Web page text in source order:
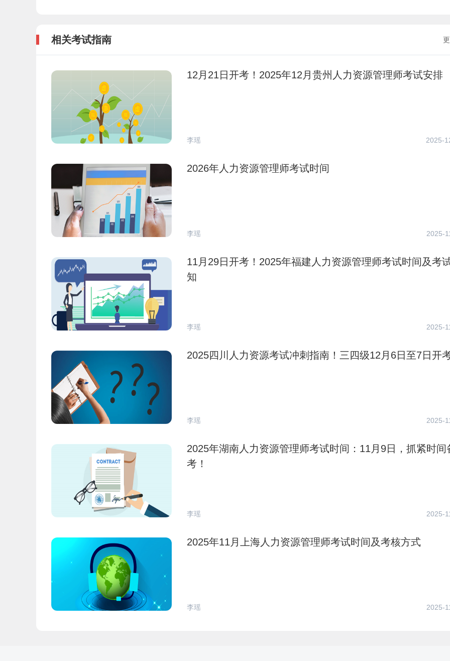
相关考试指南
12月21日开考！2025年12月贵州人力资源管理师考试安排
李瑶 2025-
2026年人力资源管理师考试时间
李瑶 2025-
11月29日开考！2025年福建人力资源管理师考试时间及考
知
李瑶 2025-
2025四川人力资源考试冲刺指南！三四级12月6日至7日开
李瑶 2025-
2025年湖南人力资源管理师考试时间：11月9日，抓紧时间
考！
李瑶 2025-
2025年11月上海人力资源管理师考试时间及考核方式
李瑶 2025-